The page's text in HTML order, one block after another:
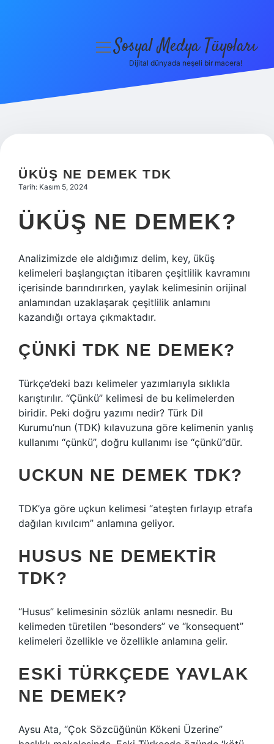
Hakkımızda
menüyüSosyal Medya Tüyoları
Dijital dünyada neşeli bir macera!
ÜKÜŞ NE DEMEK TDK
Tarih: Kasım 5, 2024
ÜKÜŞ NE DEMEK?
Analizimizde ele aldığımız delim, key, üküş
kelimeleri başlangıçtan itibaren çeşitlilik kavramını
içerisinde barındırırken, yaylak kelimesinin orijinal
anlamından uzaklaşarak çeşitlilik anlamını
kazandığı ortaya çıkmaktadır.
ÇÜNKI TDK NE DEMEK?
Türkçe’deki bazı kelimeler yazımlarıyla sıklıkla
karıştırılır. “Çünkü” kelimesi de bu kelimelerden
biridir. Peki doğru yazımı nedir? Türk Dil
Kurumu’nun (TDK) kılavuzuna göre kelimenin yanlış
kullanımı “çünkü”, doğru kullanımı ise “çünkü”dür.
UCKUN NE DEMEK TDK?
TDK’ya göre uçkun kelimesi “ateşten fırlayıp etrafa
dağılan kıvılcım” anlamına geliyor.
HUSUS NE DEMEKTIR
TDK?
“Husus” kelimesinin sözlük anlamı nesnedir. Bu
kelimeden türetilen “besonders” ve “konsequent”
kelimeleri özellikle ve özellikle anlamına gelir.
ESKI TÜRKÇEDE YAVLAK
NE DEMEK?
Aysu Ata, “Çok Sözcüğünün Kökeni Üzerine”